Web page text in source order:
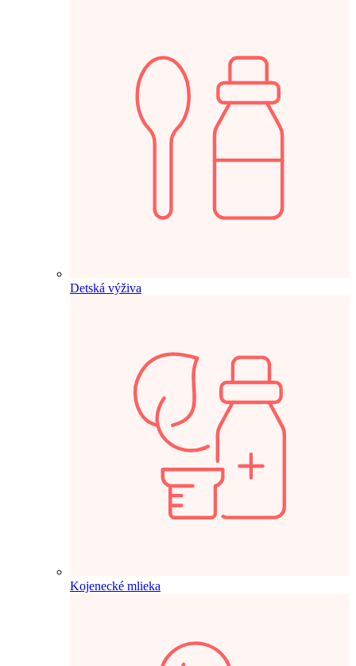
Detská výživa
Kojenecké mlieka